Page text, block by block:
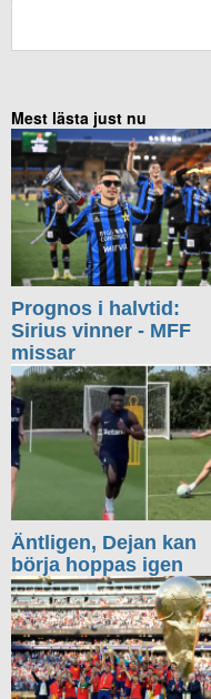
Mest lästa just nu
Prognos i halvtid:
Sirius vinner - MFF
missar
Äntligen, Dejan kan
börja hoppas igen